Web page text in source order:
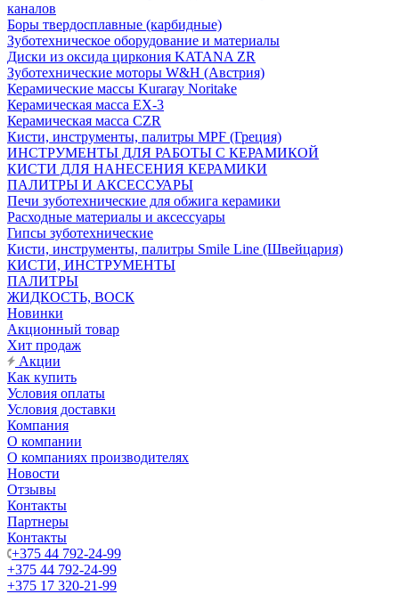
каналов
Боры твердосплавные (карбидные)
Зуботехническое оборудование и материалы
Диски из оксида циркония KATANA ZR
Зуботехнические моторы W&H (Австрия)
Керамические массы Kuraray Noritake
Керамическая масса EX-3
Керамическая масса CZR
Кисти, инструменты, палитры MPF (Греция)
ИНСТРУМЕНТЫ ДЛЯ РАБОТЫ С КЕРАМИКОЙ
КИСТИ ДЛЯ НАНЕСЕНИЯ КЕРАМИКИ
ПАЛИТРЫ И АКСЕССУАРЫ
Печи зуботехнические для обжига керамики
Расходные материалы и аксессуары
Гипсы зуботехнические
Кисти, инструменты, палитры Smile Line (Швейцария)
КИСТИ, ИНСТРУМЕНТЫ
ПАЛИТРЫ
ЖИДКОСТЬ, ВОСК
Новинки
Акционный товар
Хит продаж
Акции
Как купить
Условия оплаты
Условия доставки
Компания
О компании
О компаниях производителях
Новости
Отзывы
Контакты
Партнеры
Контакты
+375 44 792-24-99
+375 44 792-24-99
+375 17 320-21-99